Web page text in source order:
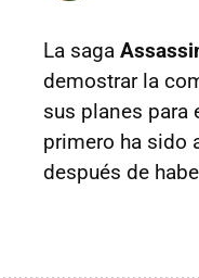
La saga
demostrar la
sus planes para
primero ha sido
después de